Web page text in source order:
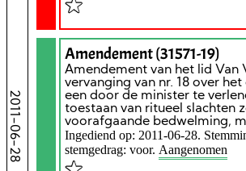
2011-06-28
Amendement (31571-19)
Amendement van het lid Van
vervanging van nr. 18 over
een door de minister te
toestaan van ritueel slachten
voorafgaande bedwelming,
Ingediend op: 2011-06-28.
stemgedrag: voor. Aangenomen